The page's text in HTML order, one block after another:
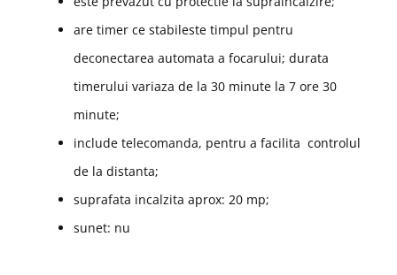
are timer ce stabileste timpul pentru
deconectarea automata a focarului; durata
timerului variaza de la 30 minute la 7 ore 30
minute;
include telecomanda, pentru a facilita controlul
de la distanta;
suprafata incalzita aprox: 20 mp;
sunet: nu